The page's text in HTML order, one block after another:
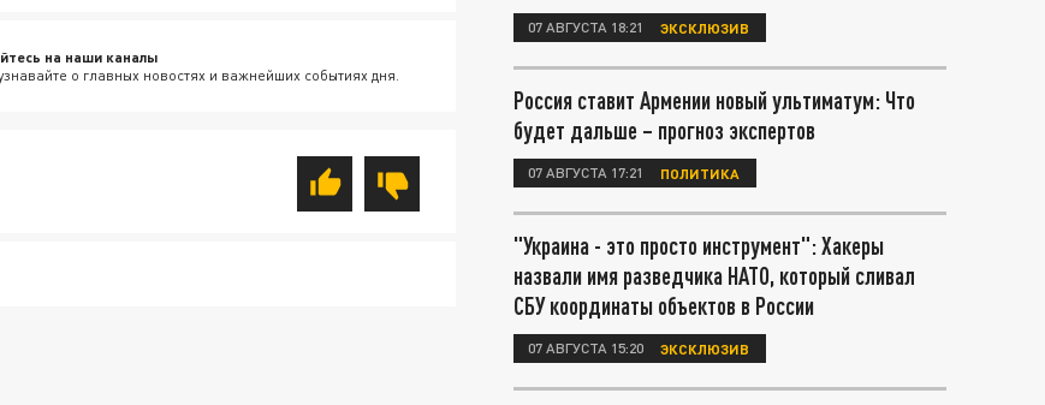
на наши каналы
о главных новостях и важнейших событиях дня.
07 АВГУСТА 18:21 ЭКСКЛЮЗИВ
Россия ставит Армении новый ультиматум: Что
будет дальше – прогноз экспертов
07 АВГУСТА 17:21 ПОЛИТИКА
"Украина - это просто инструмент": Хакеры
назвали имя разведчика НАТО, который сливал
СБУ координаты объектов в России
07 АВГУСТА 15:20 ЭКСКЛЮЗИВ